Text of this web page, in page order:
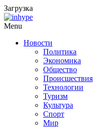
Загрузка
Menu
Новости
Политика
Экономика
Общество
Происшествия
Технологии
Туризм
Культура
Спорт
Мир